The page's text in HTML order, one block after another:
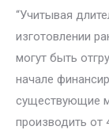
“Учитывая
изготовлении
могут быть
начале
существующие
производить от